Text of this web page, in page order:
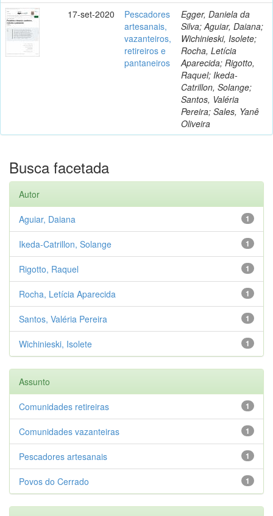
17-set-2020
Pescadores
artesanais,
vazanteiros,
retireiros e
pantaneiros
Egger, Daniela da
Silva; Aguiar, Daiana;
Wichinieski, Isolete;
Rocha, Letícia
Aparecida; Rigotto,
Raquel; Ikeda-
Catrillon, Solange;
Santos, Valéria
Pereira; Sales, Yanê
Oliveira
Busca facetada
Autor
1
Aguiar, Daiana
1
Ikeda-Catrillon, Solange
1
Rigotto, Raquel
1
Rocha, Letícia Aparecida
1
Santos, Valéria Pereira
1
Wichinieski, Isolete
Assunto
1
Comunidades retireiras
1
Comunidades vazanteiras
1
Pescadores artesanais
1
Povos do Cerrado